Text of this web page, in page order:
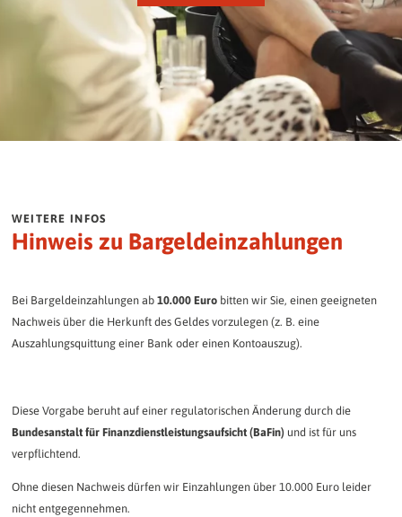
WEITERE INFOS
Hinweis zu Bargeldeinzahlungen
Bei Bargeldeinzahlungen ab 10.000 Eurobitten wir Sie, einen geeigneten
Nachweis über die Herkunft des Geldes vorzulegen (z. B. eine
Auszahlungsquittung einer Bank oder einen Kontoauszug).
Diese Vorgabe beruht auf einer regulatorischen Änderung durch die
Bundesanstalt für Finanzdienstleistungsaufsicht (BaFin)und ist für uns
verpflichtend.
Ohne diesen Nachweis dürfen wir Einzahlungen über 10.000 Euro leider
nicht entgegennehmen.